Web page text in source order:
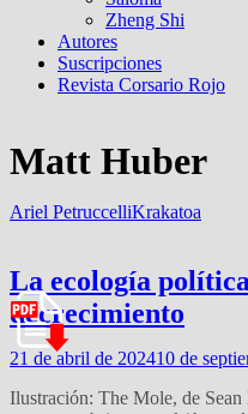
Zheng Shi
Autores
Suscripciones
Revista Corsario Rojo
Matt Huber
Ariel PetruccelliKrakatoa
La ecología
decrecimiento
21 de abril de 202410 de
Ilustración: The Mole, de